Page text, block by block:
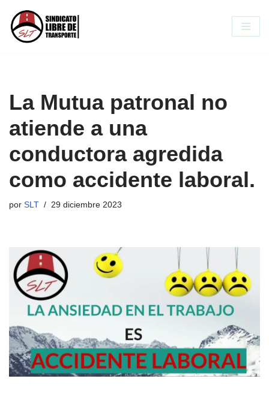
Saltar
La Mutua patronal no
atiende a una
conductora agredida
como accidente laboral.
por SLT 29 diciembre 2023